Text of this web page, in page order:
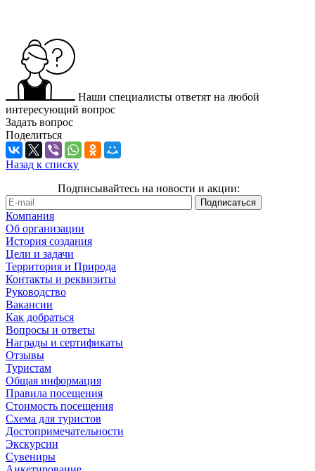
Наши специалисты ответят на любой
интересующий вопрос
Задать вопрос
Поделиться
Назад к списку
Подписывайтесь на новости и акции:
Компания
Об организации
История создания
Цели и задачи
Территория и Природа
Контакты и реквизиты
Руководство
Вакансии
Как добраться
Вопросы и ответы
Награды и сертификаты
Отзывы
Туристам
Общая информация
Правила посещения
Стоимость посещения
Схема для туристов
Достопримечательности
Экскурсии
Сувениры